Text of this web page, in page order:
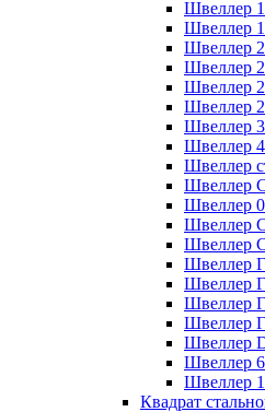
Швеллер
Швеллер
Швеллер
Швеллер
Швеллер
Швеллер
Швеллер
Швеллер
Швеллер
Швеллер
Швеллер
Швеллер
Швеллер
Швеллер
Швеллер
Швеллер
Швеллер
Швеллер
Швеллер
Швеллер
Квадрат